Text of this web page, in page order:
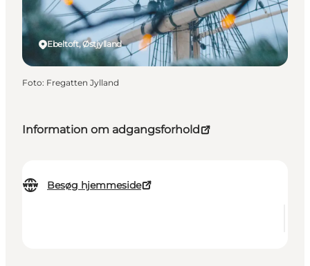
Information om adgangsforhold
Besøg hjemmeside
Ebeltoft, Østjylland
Foto: Fregatten Jylland